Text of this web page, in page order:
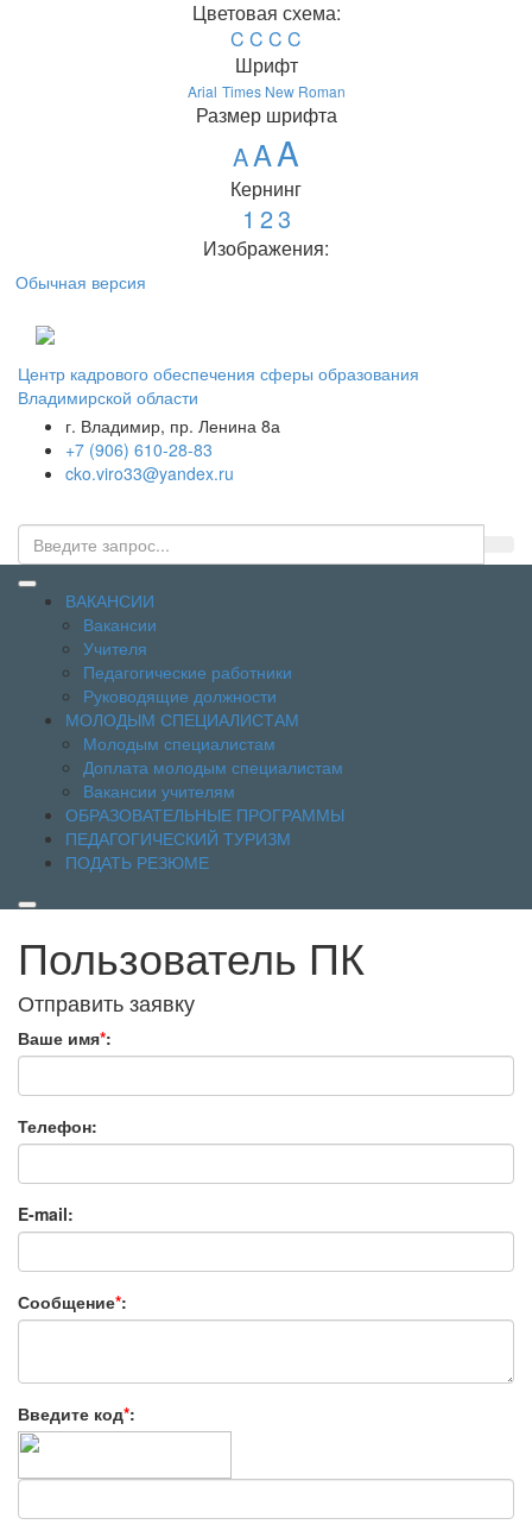
Цветовая схема:
C C C C
Шрифт
Arial Times New Roman
Размер шрифта
AAA
Кернинг
1 23
Изображения:
Обычная версия
Центр кадрового обеспечения сферы образования
Владимирской области
г. Владимир, пр. Ленина 8а
+7 (906) 610-28-83
cko.viro33@yandex.ru
ВАКАНСИИ
Вакансии
Учителя
Педагогические работники
Руководящие должности
МОЛОДЫМ СПЕЦИАЛИСТАМ
Молодым специалистам
Доплата молодым специалистам
Вакансии учителям
ОБРАЗОВАТЕЛЬНЫЕ ПРОГРАММЫ
ПЕДАГОГИЧЕСКИЙ ТУРИЗМ
ПОДАТЬ РЕЗЮМЕ
Пользователь ПК
Отправить заявку
Ваше имя*:
Телефон:
E-mail:
Сообщение*:
Введите код*: